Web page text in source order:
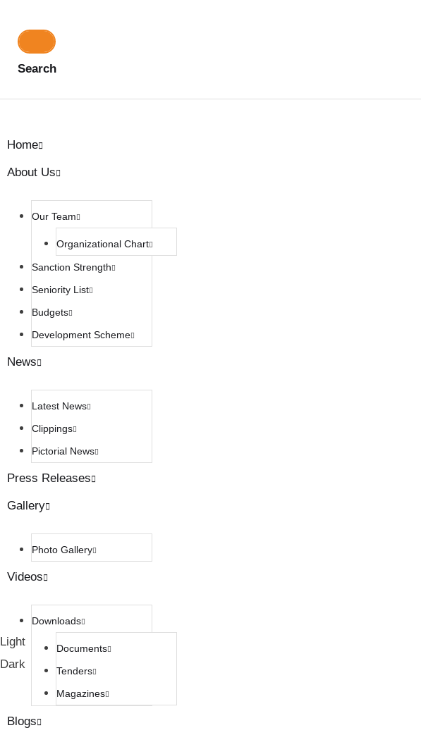
Search
Light
Dark
Home
About Us
Our Team
Organizational Chart
Sanction Strength
Seniority List
Budgets
Development Scheme
News
Latest News
Clippings
Pictorial News
Press Releases
Gallery
Photo Gallery
Videos
Downloads
Documents
Tenders
Magazines
Blogs